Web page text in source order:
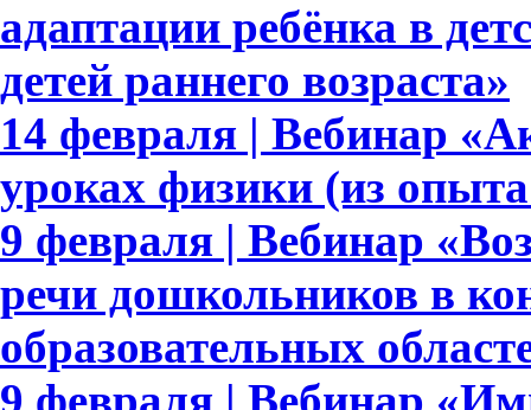
адаптации ребёнка в
детей раннего возраста»
14 февраля | Вебинар
уроках физики (из
9 февраля | Вебинар
речи дошкольников в
образовательных